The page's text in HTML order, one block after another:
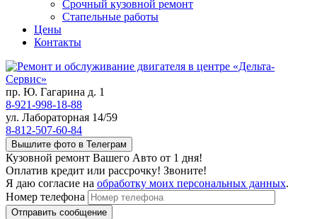
Срочный кузовной ремонт
Стапельные работы
Цены
Контакты
пр. Ю. Гагарина д. 1
8-921-998-18-88
ул. Лабораторная 14/59
8-812-507-60-84
Вышлите фото в Телеграм
Кузовной ремонт Вашего Авто от 1 дня!
Оплатив кредит или рассрочку! Звоните!
Я даю согласие на обработку моих персональных данных.
Номер телефона